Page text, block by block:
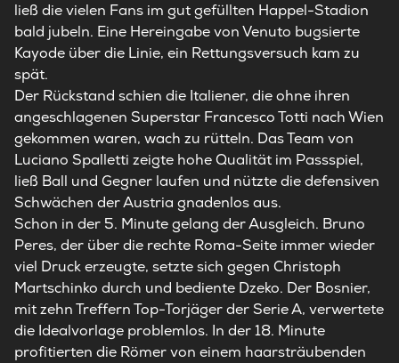
ließ die vielen Fans im gut gefüllten Happel-Stadion
bald jubeln. Eine Hereingabe von Venuto bugsierte
Kayode über die Linie, ein Rettungsversuch kam zu
spät.
Der Rückstand schien die Italiener, die ohne ihren
angeschlagenen Superstar Francesco Totti nach Wien
gekommen waren, wach zu rütteln. Das Team von
Luciano Spalletti zeigte hohe Qualität im Passspiel,
ließ Ball und Gegner laufen und nützte die defensiven
Schwächen der Austria gnadenlos aus.
Schon in der 5. Minute gelang der Ausgleich. Bruno
Peres, der über die rechte Roma-Seite immer wieder
viel Druck erzeugte, setzte sich gegen Christoph
Martschinko durch und bediente Dzeko. Der Bosnier,
mit zehn Treffern Top-Torjäger der Serie A, verwertete
die Idealvorlage problemlos. In der 18. Minute
profitierten die Römer von einem haarsträubenden